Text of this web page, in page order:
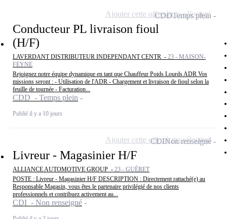
Conducteur PL livraison fioul
(H/F)
LAVERDANT DISTRIBUTEUR INDEPENDANT CENTR - 23 - MAISON-
FEYNE
Rejoignez notre équipe dynamique en tant que Chauffeur Poids Lourds ADR Vos
missions seront : - Utilisation de l'ADR - Chargement et livraison de fioul selon la
feuille de tournée - Facturation...
CDD - Temps plein
Publié il y a 10 jours
CDDTemps plein
Ajouter cette offre à ma sélection
Livreur - Magasinier H/F
ALLIANCE AUTOMOTIVE GROUP - 23 - GUÉRET
POSTE : Livreur - Magasinier H/F DESCRIPTION : Directement rattaché(e) au
Responsable Magasin, vous êtes le partenaire privilégié de nos clients
professionnels et contribuez activement au...
CDI - Non renseigné
CDINon renseigné
Ajouter cette offre à ma sélection